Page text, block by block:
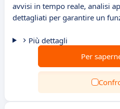
avvisi in tempo reale, analisi
dettagliati per garantire un
Più dettagli
Per